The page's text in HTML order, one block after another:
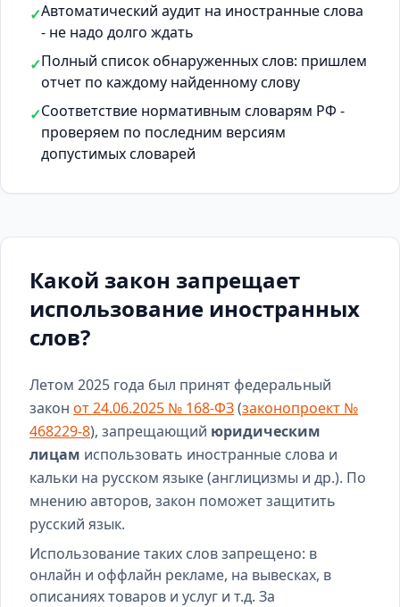
✓Автоматический аудит на иностранные слова
- не надо долго ждать
✓Полный список обнаруженных слов: пришлем
отчет по каждому найденному слову
✓Соответствие нормативным словарям РФ -
проверяем по последним версиям
допустимых словарей
Какой закон запрещает
использование иностранных
слов?
Летом 2025 года был принят федеральный
закон от 24.06.2025 № 168-ФЗ(законопроект №
468229-8), запрещающий юридическим
лицам использовать иностранные слова и
кальки на русском языке (англицизмы и др.). По
мнению авторов, закон поможет защитить
русский язык.
Использование таких слов запрещено: в
онлайн и оффлайн рекламе, на вывесках, в
описаниях товаров и услуг и т.д. За